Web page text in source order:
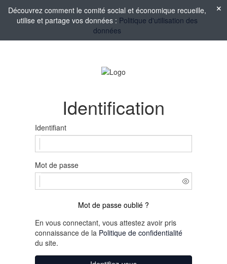
Découvrez comment le comité social et économique recueille,
utilise et partage vos données : Politique d'utilisation des
données
Identification
Identifiant
Mot de passe
Mot de passe oublié ?
En vous connectant, vous attestez avoir pris
connaissance de la Politique de confidentialité
du site.